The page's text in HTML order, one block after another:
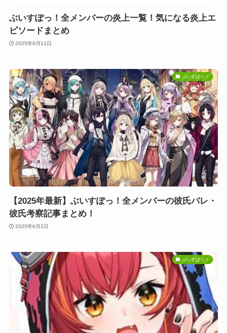
ぶいすぽっ！全メンバーの炎上一覧！気になる炎上エ
ピソードまとめ
2025年9月11日
ぶいすぽっ！
【2025年最新】ぶいすぽっ！全メンバーの彼氏バレ・
彼氏考察記事まとめ！
2025年6月2日
ぶいすぽっ！